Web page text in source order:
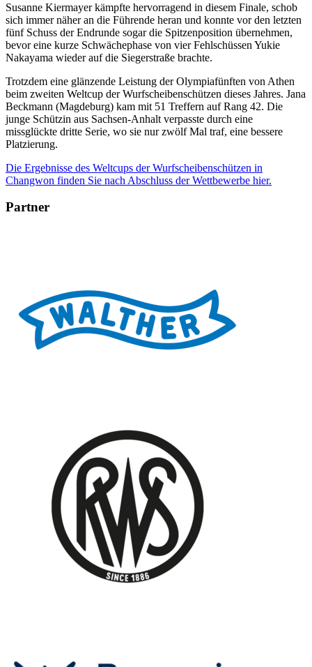
Susanne Kiermayer kämpfte hervorragend in diesem Finale, schob
sich immer näher an die Führende heran und konnte vor den letzten
fünf Schuss der Endrunde sogar die Spitzenposition übernehmen,
bevor eine kurze Schwächephase von vier Fehlschüssen Yukie
Nakayama wieder auf die Siegerstraße brachte.
Trotzdem eine glänzende Leistung der Olympiafünften von Athen
beim zweiten Weltcup der Wurfscheibenschützen dieses Jahres. Jana
Beckmann (Magdeburg) kam mit 51 Treffern auf Rang 42. Die
junge Schützin aus Sachsen-Anhalt verpasste durch eine
missglückte dritte Serie, wo sie nur zwölf Mal traf, eine bessere
Platzierung.
Die Ergebnisse des Weltcups der Wurfscheibenschützen in
Changwon finden Sie nach Abschluss der Wettbewerbe hier.
Partner